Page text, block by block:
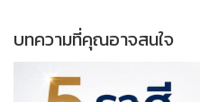
บทความที่คุณอาจสนใจ